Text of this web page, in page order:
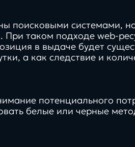
поисковыми системами,
таком подходе web-
в выдаче будет
а как следствие и
потенциального
белые или черные